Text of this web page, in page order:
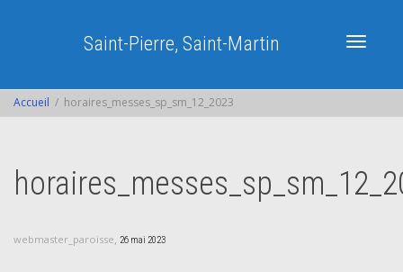
Saint-Pierre, Saint-Martin
Accueil horaires_messes_sp_sm_12_2023
webmaster_paroisse, 26 mai 2023